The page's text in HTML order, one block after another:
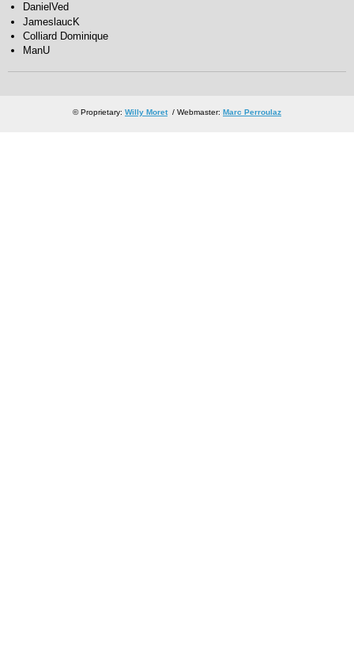
DanielVed
JameslaucK
Colliard Dominique
ManU
© Proprietary: Willy Moret/ Webmaster: Marc Perroulaz